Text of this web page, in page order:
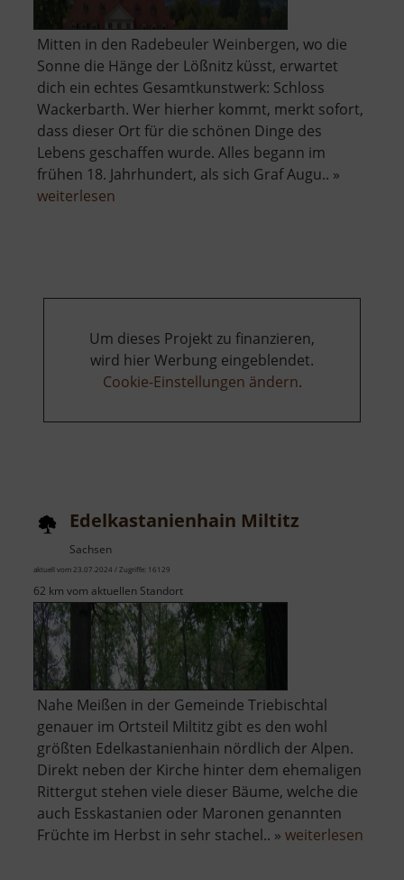
Mitten in den Radebeuler Weinbergen, wo die
Sonne die Hänge der Lößnitz küsst, erwartet
dich ein echtes Gesamtkunstwerk: Schloss
Wackerbarth. Wer hierher kommt, merkt sofort,
dass dieser Ort für die schönen Dinge des
Lebens geschaffen wurde. Alles begann im
frühen 18. Jahrhundert, als sich Graf Augu.. »
weiterlesen
Um dieses Projekt zu finanzieren,
wird hier Werbung eingeblendet.
Cookie-Einstellungen ändern.
Edelkastanienhain Miltitz
Sachsen
aktuell vom 23.07.2024 / Zugriffe: 16129
62 km vom aktuellen Standort
Nahe Meißen in der Gemeinde Triebischtal
genauer im Ortsteil Miltitz gibt es den wohl
größten Edelkastanienhain nördlich der Alpen.
Direkt neben der Kirche hinter dem ehemaligen
Rittergut stehen viele dieser Bäume, welche die
auch Esskastanien oder Maronen genannten
Früchte im Herbst in sehr stachel.. » weiterlesen